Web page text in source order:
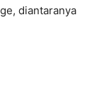
diantaranya